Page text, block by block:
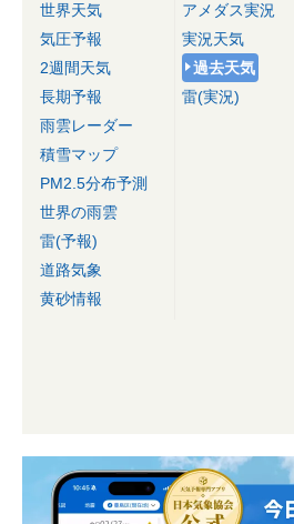
世界天気
気圧予報
2週間天気
長期予報
雨雲レーダー
積雪マップ
PM2.5分布予測
世界の雨雲
雷(予報)
道路気象
黄砂情報
アメダス実況
実況天気
過去天気
雷(実況)